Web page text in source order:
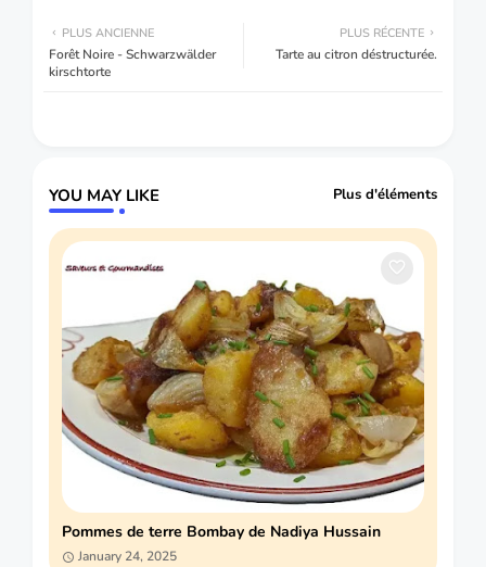
PLUS RÉCENTE
Tarte au citron déstructurée.
PLUS ANCIENNE
Forêt Noire - Schwarzwälder
kirschtorte
YOU MAY LIKE Plus d'éléments
Pommes de terre Bombay de Nadiya Hussain
January 24, 2025